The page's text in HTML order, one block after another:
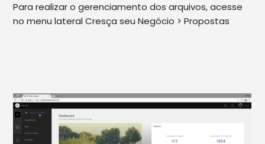
Propostas
Para realizar o gerenciamento dos arquivos, acesse
no menu lateral Cresça seu Negócio > Propostas